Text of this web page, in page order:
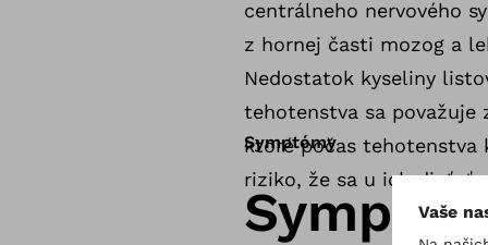
centrálneho nervového
z hornej časti mozog a
Nedostatok kyseliny
tehotenstva sa považuje
ktoré počas tehotenstva
riziko, že sa u ich
Symptómy